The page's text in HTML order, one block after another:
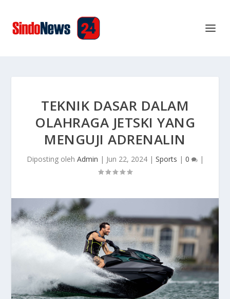
TEKNIK DASAR DALAM
OLAHRAGA JETSKI YANG
MENGUJI ADRENALIN
Diposting oleh Admin | Jun 22, 2024| Sports | 0 |